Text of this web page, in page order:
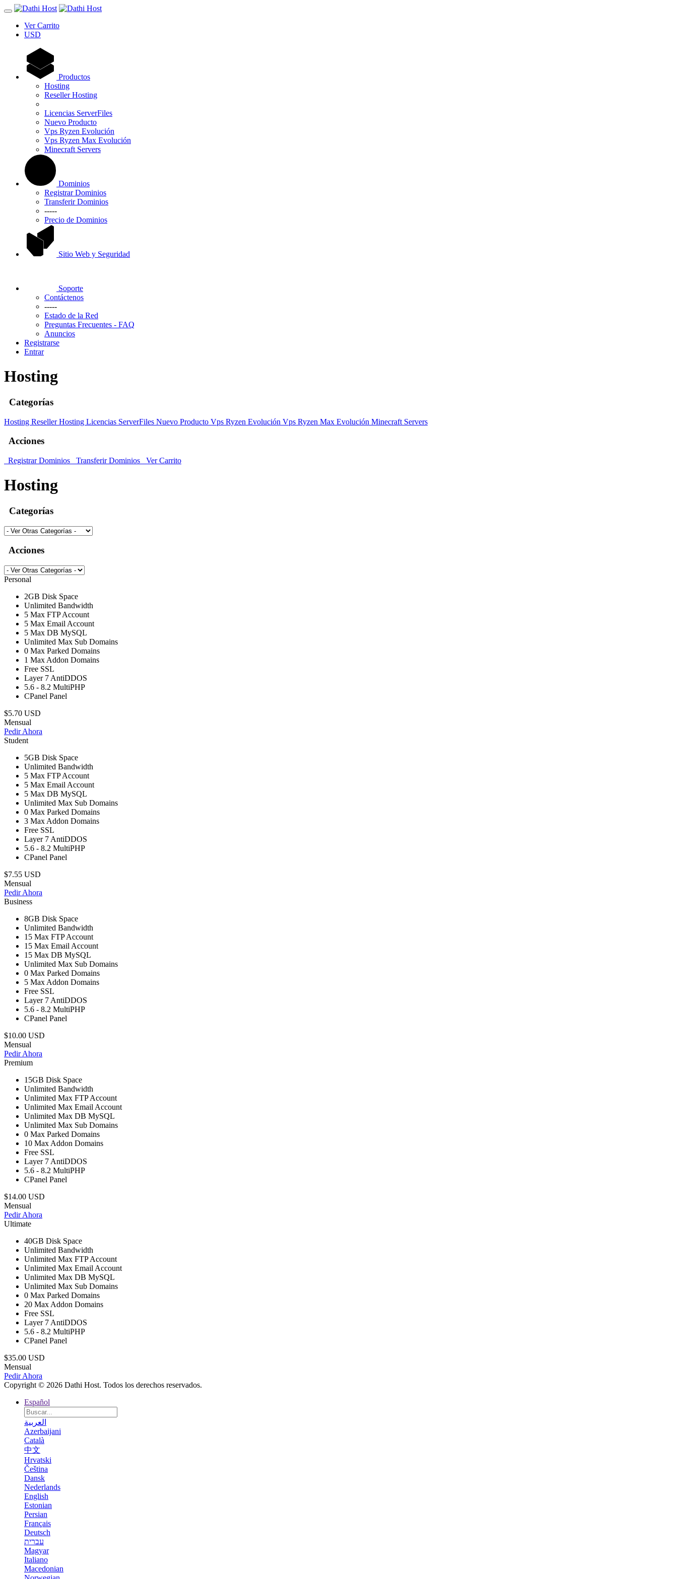
Ver Carrito
USD
Productos
Hosting
Reseller Hosting
Licencias ServerFiles
Nuevo Producto
Vps Ryzen Evolución
Vps Ryzen Max Evolución
Minecraft Servers
Dominios
Registrar Dominios
Transferir Dominios
-----
Precio de Dominios
Sitio Web y Seguridad
Soporte
Contáctenos
-----
Estado de la Red
Preguntas Frecuentes - FAQ
Anuncios
Registrarse
Entrar
Hosting
Categorías
Hosting Reseller Hosting Licencias ServerFiles Nuevo Producto Vps Ryzen Evolución Vps Ryzen Max Evolución Minecraft Servers
Acciones
Registrar Dominios Transferir Dominios Ver Carrito
Hosting
Categorías
Acciones
Personal
2GB Disk Space
Unlimited Bandwidth
5 Max FTP Account
5 Max Email Account
5 Max DB MySQL
Unlimited Max Sub Domains
0 Max Parked Domains
1 Max Addon Domains
Free SSL
Layer 7 AntiDDOS
5.6 - 8.2 MultiPHP
CPanel Panel
$5.70 USD
Mensual
Pedir Ahora
Student
5GB Disk Space
Unlimited Bandwidth
5 Max FTP Account
5 Max Email Account
5 Max DB MySQL
Unlimited Max Sub Domains
0 Max Parked Domains
3 Max Addon Domains
Free SSL
Layer 7 AntiDDOS
5.6 - 8.2 MultiPHP
CPanel Panel
$7.55 USD
Mensual
Pedir Ahora
Business
8GB Disk Space
Unlimited Bandwidth
15 Max FTP Account
15 Max Email Account
15 Max DB MySQL
Unlimited Max Sub Domains
0 Max Parked Domains
5 Max Addon Domains
Free SSL
Layer 7 AntiDDOS
5.6 - 8.2 MultiPHP
CPanel Panel
$10.00 USD
Mensual
Pedir Ahora
Premium
15GB Disk Space
Unlimited Bandwidth
Unlimited Max FTP Account
Unlimited Max Email Account
Unlimited Max DB MySQL
Unlimited Max Sub Domains
0 Max Parked Domains
10 Max Addon Domains
Free SSL
Layer 7 AntiDDOS
5.6 - 8.2 MultiPHP
CPanel Panel
$14.00 USD
Mensual
Pedir Ahora
Ultimate
40GB Disk Space
Unlimited Bandwidth
Unlimited Max FTP Account
Unlimited Max Email Account
Unlimited Max DB MySQL
Unlimited Max Sub Domains
0 Max Parked Domains
20 Max Addon Domains
Free SSL
Layer 7 AntiDDOS
5.6 - 8.2 MultiPHP
CPanel Panel
$35.00 USD
Mensual
Pedir Ahora
Copyright © 2026 Dathi Host. Todos los derechos reservados.
Español
العربية
Azerbaijani
Català
中文
Hrvatski
Čeština
Dansk
Nederlands
English
Estonian
Persian
Français
Deutsch
עברית
Magyar
Italiano
Macedonian